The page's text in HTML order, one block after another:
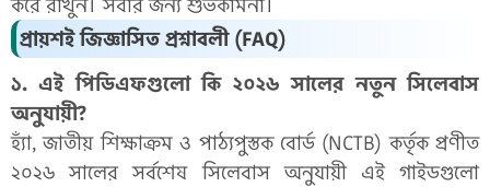
প্রায়শই জিজ্ঞাসিত প্রশ্নাবলী (FAQ)
১. এই পিডিএফগুলো কি ২০২৬ সালের নতুন সিলেবাস
অনুযায়ী?
হ্যাঁ, জাতীয় শিক্ষাক্রম ও পাঠ্যপুস্তক বোর্ড (NCTB) কর্তৃক প্রণীত
২০২৬ সালের সর্বশেষ সিলেবাস অনুযায়ী এই গাইডগুলো